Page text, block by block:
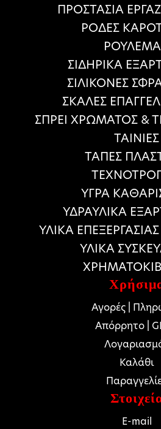
ΠΡΟΣΤΑΣΙΑ
ΡΟΔΕΣ
ΣΙΔΗΡΙΚΑ
ΣΙΛΙΚΟΝΕΣ
ΣΚΑΛΕΣ
ΣΠΡΕΙ ΧΡΩΜΑΤΟΣ &
ΤΑΙΝΙΕΣ
ΤΑΠΕΣ
ΥΓΡΑ
ΥΔΡΑΥΛΙΚΑ
ΥΛΙΚΑ
ΥΛΙΚΑ
Αγορές |
Απόρρητο |
Καλάθι
E-mail